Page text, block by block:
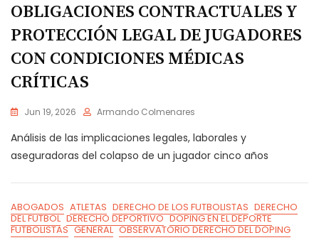
OBLIGACIONES CONTRACTUALES Y
PROTECCIÓN LEGAL DE JUGADORES
CON CONDICIONES MÉDICAS
CRÍTICAS
Jun 19, 2026 Armando Colmenares
Análisis de las implicaciones legales, laborales y
aseguradoras del colapso de un jugador cinco años
ABOGADOS ATLETAS DERECHO DE LOS FUTBOLISTAS DERECHO
DEL FUTBOL DERECHO DEPORTIVO DOPING EN EL DEPORTE
FUTBOLISTAS GENERAL OBSERVATORIO DERECHO DEL DOPING